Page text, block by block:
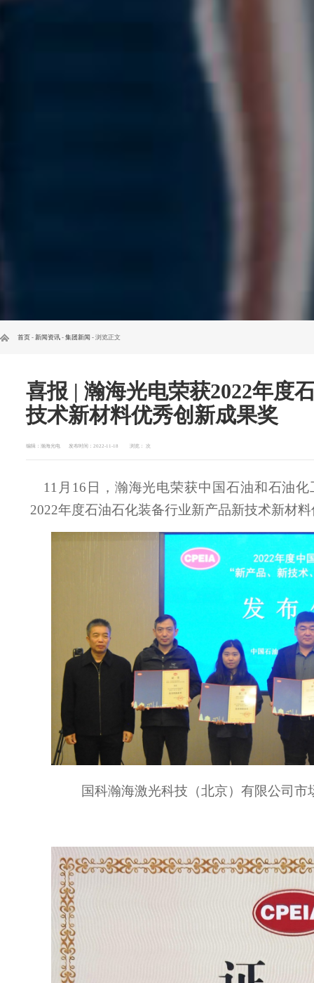
首页 - 新闻资讯 - 集团新闻 - 浏览正文
喜报 | 瀚海光电荣获2022年度
技术新材料优秀创新成果奖
编辑：瀚海光电 发布时间：2022-11-18 浏览： 次
11月16日，瀚海光电荣获中国石油和石油
2022年度石油石化装备行业新产品新技术新材
国科瀚海激光科技（北京）有限公司